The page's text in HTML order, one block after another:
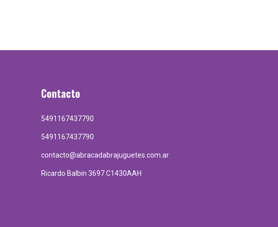
Contacto
5491167437790
5491167437790
contacto@abracadabrajuguetes.com.ar
Ricardo Balbin 3697 C1430AAH